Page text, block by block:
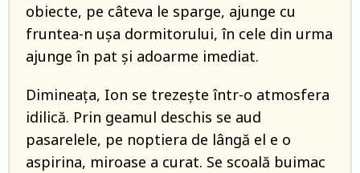
obiecte, pe câteva le sparge, ajunge cu
fruntea-n ușa dormitorului, în cele din urma
ajunge în pat și adoarme imediat.
Dimineața, Ion se trezește într-o atmosfera
idilică. Prin geamul deschis se aud
pasarelele, pe noptiera de lângă el e o
aspirina, miroase a curat. Se scoală buimac